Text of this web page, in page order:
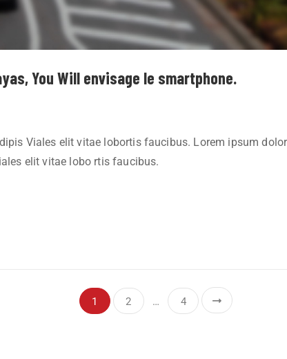
You Will envisage le smartphone.
Viales elit vitae lobortis faucibus. Lorem ipsum
elit vitae lobo rtis faucibus.
1 2 … 4